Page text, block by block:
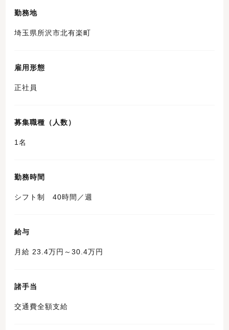
勤務地
埼玉県所沢市北有楽町
雇用形態
正社員
募集職種（人数）
1名
勤務時間
シフト制 40時間／週
給与
月給 23.4万円～30.4万円
諸手当
交通費全額支給